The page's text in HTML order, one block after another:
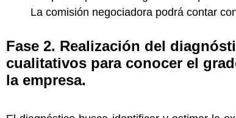
La comisión negociadora podrá contar
Fase 2. Realización del
cualitativos para conocer el
la empresa.